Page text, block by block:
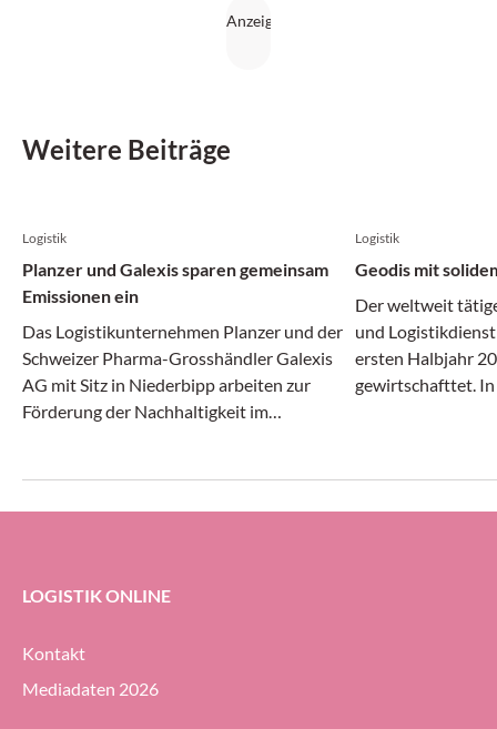
Weitere Beiträge
Logistik
Planzer und Galexis sparen gemeinsam
Emissionen ein
Das Logistikunternehmen Planzer und der
Schweizer Pharma-Grosshändler Galexis
AG mit Sitz in Niederbipp arbeiten zur
Förderung der Nachhaltigkeit im
Logistik
Geodis mit
Der weltweit
und
ersten Halbjahr
gewirtschafttet.
Prozent halten
LOGISTIK ONLINE
Kontakt
Mediadaten 2026